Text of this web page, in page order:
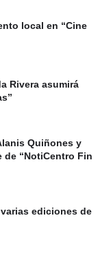
local en “Cine
Rivera asumirá
Quiñones y
de “NotiCentro Fin
ediciones de